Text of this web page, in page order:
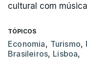
cultural com
TÓPICOS
Economia, Turismo,
Brasileiros, Lisboa,